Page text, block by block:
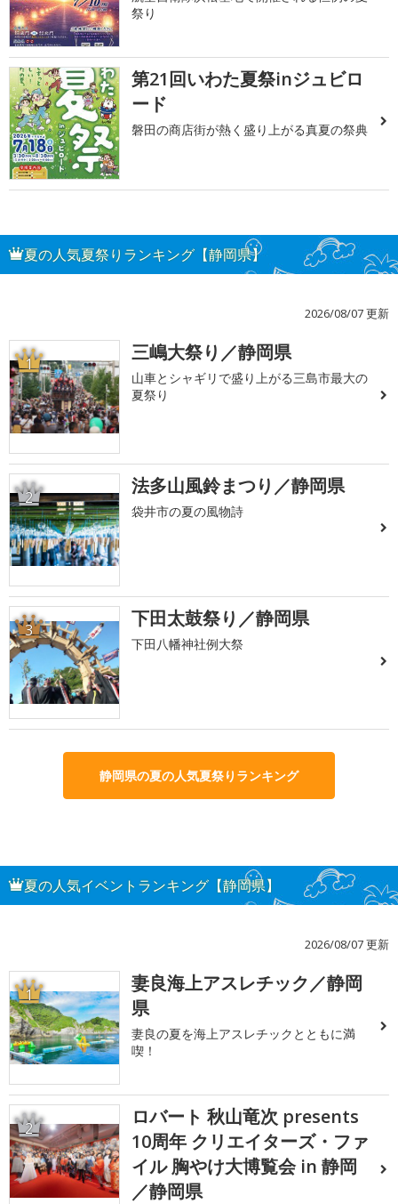
祭り
第21回いわた夏祭inジュビロ
ード
磐田の商店街が熱く盛り上がる真夏の祭典
夏の人気夏祭りランキング【静岡県】
2026/08/07 更新
1 三嶋大祭り／静岡県
山車とシャギリで盛り上がる三島市最大の
夏祭り
2 法多山風鈴まつり／静岡県
袋井市の夏の風物詩
3 下田太鼓祭り／静岡県
下田八幡神社例大祭
静岡県の夏の人気夏祭りランキング
夏の人気イベントランキング【静岡県】
2026/08/07 更新
1
妻良海上アスレチック／静岡
県
妻良の夏を海上アスレチックとともに満
喫！
2
ロバート 秋山竜次 presents
10周年 クリエイターズ・ファ
イル 胸やけ大博覧会 in 静岡
／静岡県